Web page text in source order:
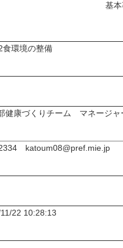
基
食環境の整備
健康づくりチーム マネージ
katoum08@pref.mie.jp
22 10:28:13